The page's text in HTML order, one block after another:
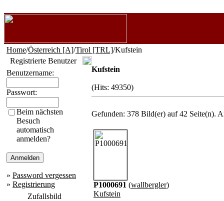
Home/Österreich [A]/Tirol [TRL]/Kufstein
Registrierte Benutzer
Benutzername:
Passwort:
Beim nächsten
Besuch
automatisch
anmelden?
» Password vergessen
» Registrierung
Zufallsbild
Kufstein
(Hits: 49350)
Gefunden: 378 Bild(er) auf 42 Seite(n).
P1000691 (wallbergler)
Kufstein